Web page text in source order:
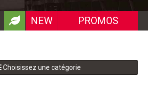
PROMOS
NEW
Choisissez une catégorie